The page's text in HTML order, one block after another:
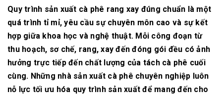
Quy trình sản xuất cà phê rang xay đúng chuẩn là một
quá trình tỉ mỉ, yêu cầu sự chuyên môn cao và sự kết
hợp giữa khoa học và nghệ thuật. Mỗi công đoạn từ
thu hoạch, sơ chế, rang, xay đến đóng gói đều có ảnh
hưởng trực tiếp đến chất lượng của tách cà phê cuối
cùng. Những nhà sản xuất cà phê chuyên nghiệp luôn
nỗ lực tối ưu hóa quy trình sản xuất để mang đến cho